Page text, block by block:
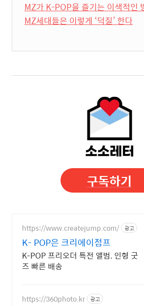
MZ가 K-POP을 즐기는 이색적인
MZ세대들은 이렇게 ‘덕질’ 한다
구독하기
https://www.createjump.com/ 광고
K- POP은 크리에이점프
K-POP 프리오더 특전 앨범. 인형 굿
즈 빠른 배송
https://360photo.kr 광고